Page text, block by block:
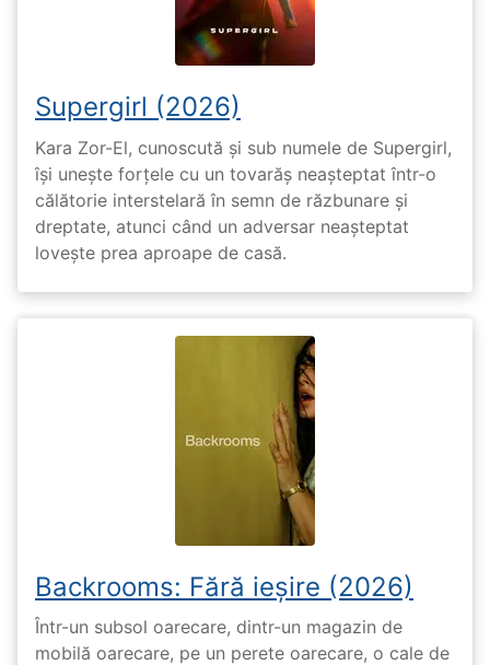
Supergirl (2026)
Kara Zor-El, cunoscută și sub numele de Supergirl,
își unește forțele cu un tovarăș neașteptat într-o
călătorie interstelară în semn de răzbunare și
dreptate, atunci când un adversar neașteptat
lovește prea aproape de casă.
Backrooms: Fără ieșire (2026)
Într-un subsol oarecare, dintr-un magazin de
mobilă oarecare, pe un perete oarecare, o cale de